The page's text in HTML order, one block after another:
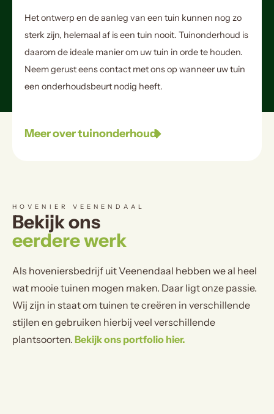
Het ontwerp en de aanleg van een tuin kunnen nog zo
sterk zijn, helemaal af is een tuin nooit. Tuinonderhoud is
daarom de ideale manier om uw tuin in orde te houden.
Neem gerust eens contact met ons op wanneer uw tuin
een onderhoudsbeurt nodig heeft.
Meer over tuinonderhoud
HOVENIER VEENENDAAL
Bekijk ons
eerdere werk
Als hoveniersbedrijf uit Veenendaal hebben we al heel
wat mooie tuinen mogen maken. Daar ligt onze passie.
Wij zijn in staat om tuinen te creëren in verschillende
stijlen en gebruiken hierbij veel verschillende
plantsoorten. Bekijk ons portfolio hier.